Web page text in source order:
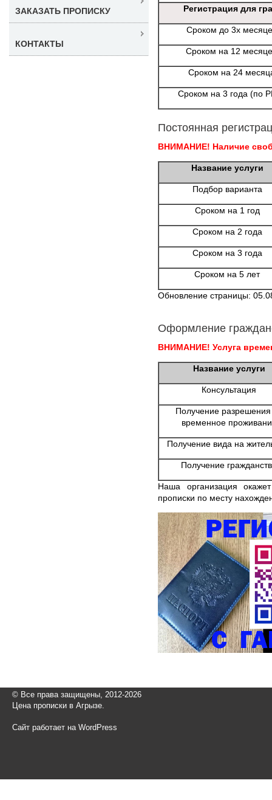
Регистрация для
Сроком до 3х
Сроком на 12
Сроком на 24
Сроком на 3 года (по
Постоянная
ВНИМАНИЕ! Наличие
Название услуги
Подбор варианта
Сроком на 1 год
Сроком на 2 года
Сроком на 3 года
Сроком на 5 лет
Обновление страницы:
Оформление
ВНИМАНИЕ! Услуга
Название услуги
Консультация
Получение
временное
Получение вида на
Получение
Наша организация
прописки по месту
ЗАКАЗАТЬ ПРОПИСКУ
КОНТАКТЫ
© Все права защищены, 2012-2026
Цена прописки в Агрызе.
Сайт работает на WordPress